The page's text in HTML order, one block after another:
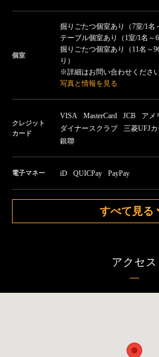
個室
掘りごたつ個室あり（7室/1名
テーブル個室あり（1室/1名～
掘りごたつ個室あり（11名～
り）
※詳細はお問い合わせくださ
写真と情報を見る
クレジット
カード
VISA MasterCard JCB
アメ
ダイナースクラブ
三菱UFJカ
銀聯
電子マネー iD QUICPay PayPay
すべて見る
アクセス